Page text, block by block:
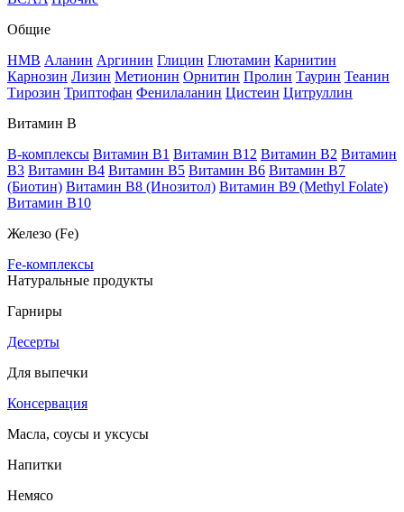
Общие
HMB Аланин Аргинин Глицин Глютамин Карнитин
Карнозин Лизин Метионин Орнитин Пролин Таурин Теанин
Тирозин Триптофан Фенилаланин Цистеин Цитруллин
Витамин В
B-комплексы Витамин B1 Витамин B12 Витамин B2 Витамин
B3 Витамин B4 Витамин B5 Витамин B6 Витамин B7
(Биотин) Витамин B8 (Инозитол) Витамин B9 (Methyl Folate)
Витамин В10
Железо (Fe)
Fe-комплексы
Натуральные продукты
Гарниры
Десерты
Для выпечки
Консервация
Масла, соусы и уксусы
Напитки
Немясо